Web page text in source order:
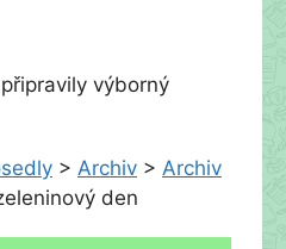
výborný
> Archiv > Archiv
den